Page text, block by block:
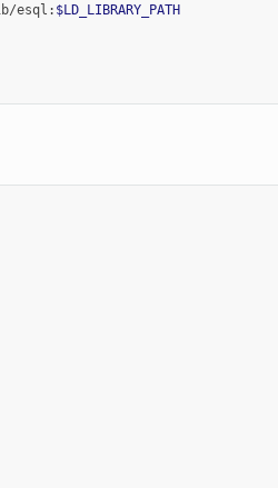
esql: $LD_LIBRARY_PATH